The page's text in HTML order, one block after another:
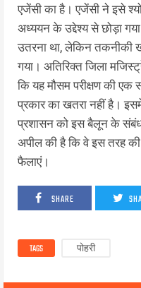
एजेंसी का है। एजेंसी ने इसे
अध्ययन के उद्देश्य से छोड़ा
उतरना था, लेकिन तकनीकी
गया। अतिरिक्त जिला
कि यह मौसम परीक्षण की एक
प्रकार का खतरा नहीं है।
प्रशासन को इस बैलून के संबंध
अपील की है कि वे इस तरह
फैलाएं।
SHARE
TAGS पोहरी